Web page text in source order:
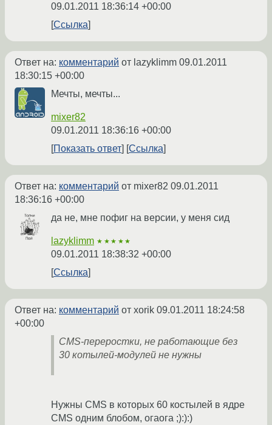
09.01.2011 18:36:14 +00:00
Ссылка
Ответ на: комментарий от lazyklimm 09.01.2011
18:30:15 +00:00
Мечты, мечты...
mixer82
09.01.2011 18:36:16 +00:00
Показать ответ
Ссылка
Ответ на: комментарий от mixer82 09.01.2011
18:36:16 +00:00
да не, мне пофиг на версии, у меня сид
lazyklimm ★★★★★
09.01.2011 18:38:32 +00:00
Ссылка
Ответ на: комментарий от xorik 09.01.2011 18:24:58
+00:00
CMS-переростки, не работающие без
30 котылей-модулей не нужны
Нужны CMS в которых 60 костылей в ядре
CMS одним блобом, огаога ;):):)